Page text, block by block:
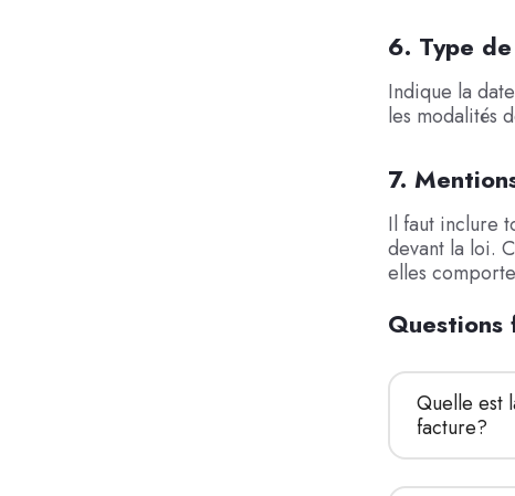
6. Type
Indique la
les modalités
7.
Il faut inclure
devant la loi.
elles
Questions
Quelle est
facture?